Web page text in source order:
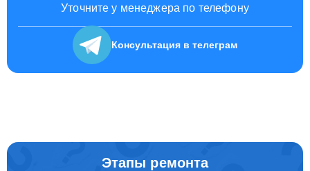
Уточните у менеджера по телефону
Консультация в телеграм
Этапы ремонта